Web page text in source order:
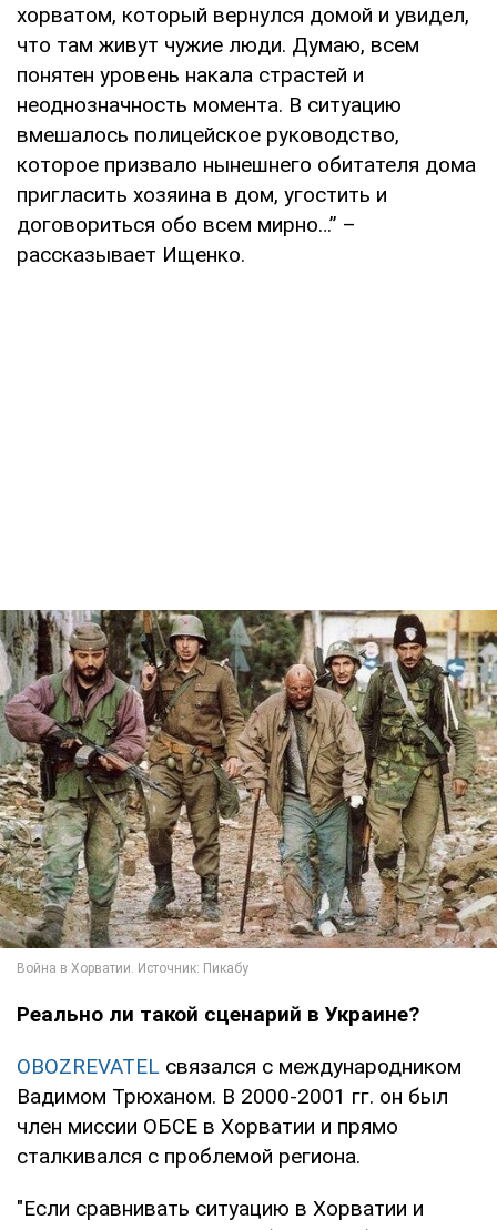
хорватом, который вернулся домой и увидел,
что там живут чужие люди. Думаю, всем
понятен уровень накала страстей и
неоднозначность момента. В ситуацию
вмешалось полицейское руководство,
которое призвало нынешнего обитателя дома
пригласить хозяина в дом, угостить и
договориться обо всем мирно…” –
рассказывает Ищенко.
Реально ли такой сценарий в Украине?
OBOZREVATEL связался с международником
Вадимом Трюханом. В 2000-2001 гг. он был
член миссии ОБСЕ в Хорватии и прямо
сталкивался с проблемой региона.
"Если сравнивать ситуацию в Хорватии и